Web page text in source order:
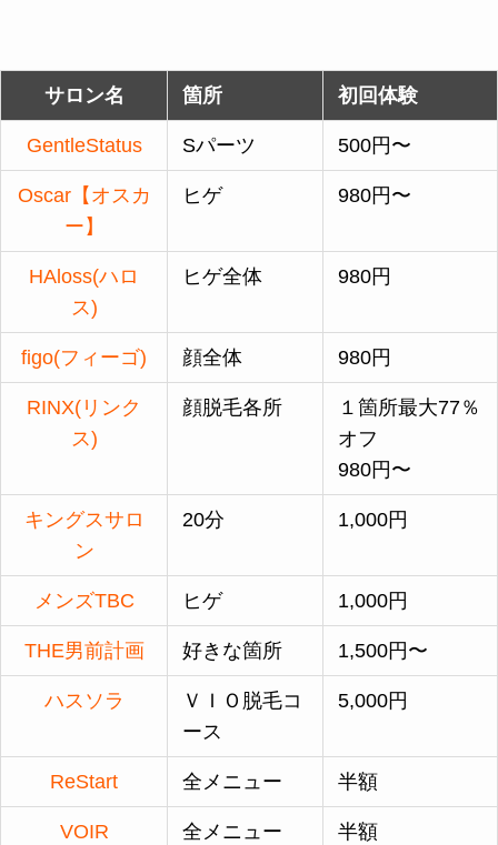
サロン名 箇所 初回体験
GentleStatus Sパーツ 500円〜
Oscar【オスカ
ー】
ヒゲ 980円〜
HAloss(ハロ
ス)
ヒゲ全体 980円
figo(フィーゴ) 顔全体 980円
RINX(リンク
ス)
顔脱毛各所
１箇所最大77％
オフ
980円〜
キングスサロ
ン
20分 1,000円
メンズTBC ヒゲ 1,000円
THE男前計画 好きな箇所 1,500円〜
ハスソラ
ＶＩＯ脱毛コ
ース
5,000円
ReStart 全メニュー 半額
VOIR 全メニュー 半額